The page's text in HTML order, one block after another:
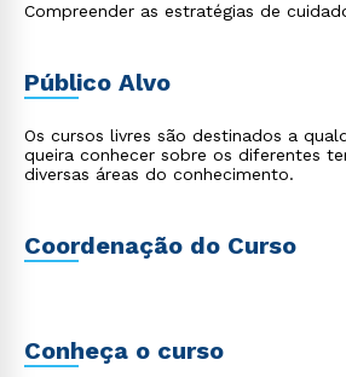
Compreender as estratégias de
Público Alvo
Os cursos livres são destinados a
queira conhecer sobre os diferentes
diversas áreas do conhecimento.
Coordenação do Curso
Conheça o curso